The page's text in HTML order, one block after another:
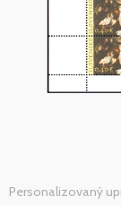
Personalizovaný